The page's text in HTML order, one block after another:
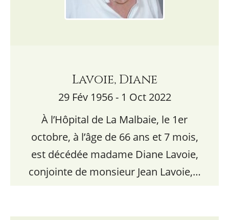
Lavoie, Diane
29 Fév 1956 - 1 Oct 2022
À l’Hôpital de La Malbaie, le 1er
octobre, à l’âge de 66 ans et 7 mois,
est décédée madame Diane Lavoie,
conjointe de monsieur Jean Lavoie,…